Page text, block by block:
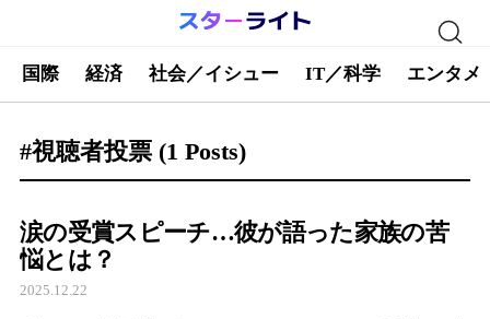
国際 経済 社会／イシュー IT／科学 エンタメ
#視聴者投票 (1 Posts)
涙の受賞スピーチ…彼が語った家族の苦
悩とは？
2025.12.22